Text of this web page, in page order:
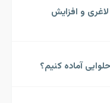
و افزایش
آماده کنیم؟